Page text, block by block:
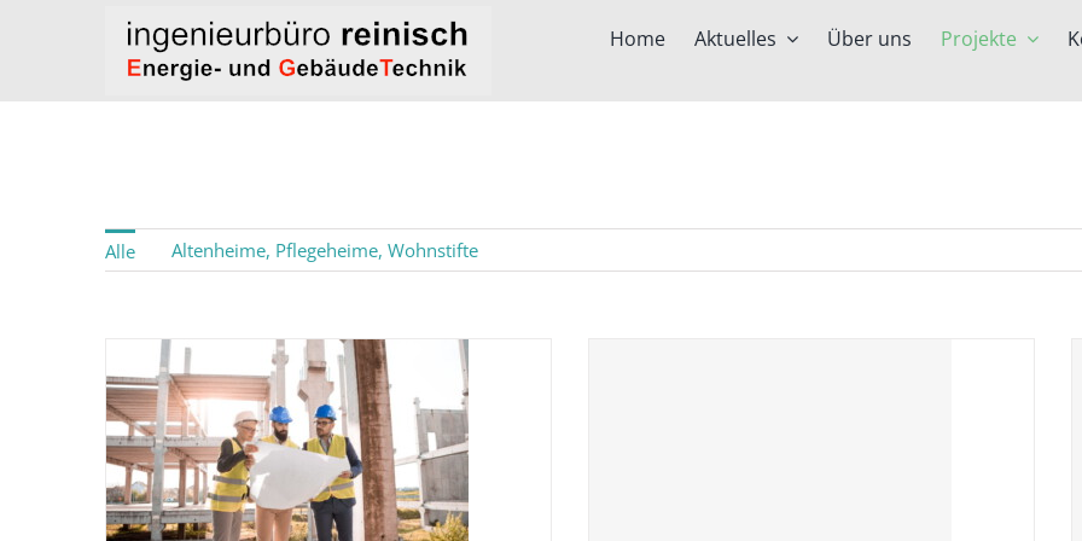
Home Aktuelles Über uns Projekte
Alle Altenheime, Pflegeheime, Wohnstifte